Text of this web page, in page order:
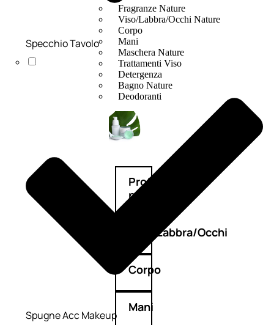
Fragranze Nature
Viso/Labbra/Occhi Nature
Corpo
Mani
Maschera Nature
Trattamenti Viso
Detergenza
Bagno Nature
Deodoranti
Profumi
nature
Viso/Labbra/Occhi
Corpo
Mani
Specchio Tavolo
Spugne Acc Makeup